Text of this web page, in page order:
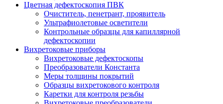
Цветная дефектоскопия ПВК
Очиститель, пенетрант, проявитель
Ультрафиолетовые осветители
Контрольные образцы для капиллярной
дефектоскопии
Вихретоковые приборы
Вихретоковые дефектоскопы
Преобразователи Константа
Меры толщины покрытий
Образцы вихретокового контроля
Каретки для контроля резьбы